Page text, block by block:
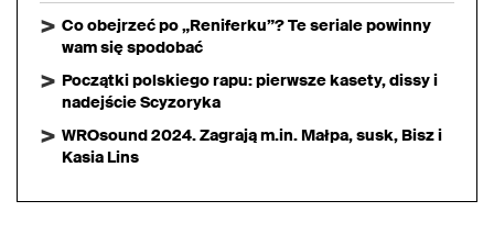
Co obejrzeć po „Reniferku”? Te seriale powinny
wam się spodobać
Początki polskiego rapu: pierwsze kasety, dissy i
nadejście Scyzoryka
WROsound 2024. Zagrają m.in. Małpa, susk, Bisz i
Kasia Lins